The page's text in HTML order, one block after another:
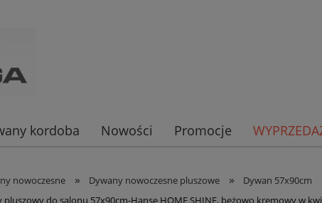
kordoba Nowości Promocje
nowoczesne » Dywany nowoczesne pluszowe » Dywan 57x90cm
pluszowy do salonu 57x90cm-Hanse HOME SHINE, beżowo kremowy w